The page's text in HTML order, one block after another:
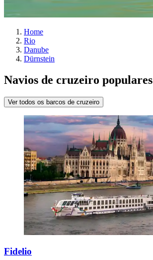
Home
Rio
Danube
Dürnstein
Navios de cruzeiro populares
Ver todos os barcos de cruzeiro
Fidelio